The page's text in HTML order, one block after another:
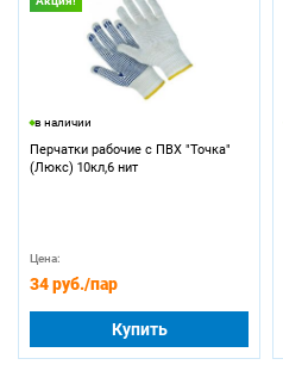
в наличии
Перчатки рабочие с ПВХ "Точка"
(Люкс) 10кл,6 нит
Цена:
34 руб./пар
Купить